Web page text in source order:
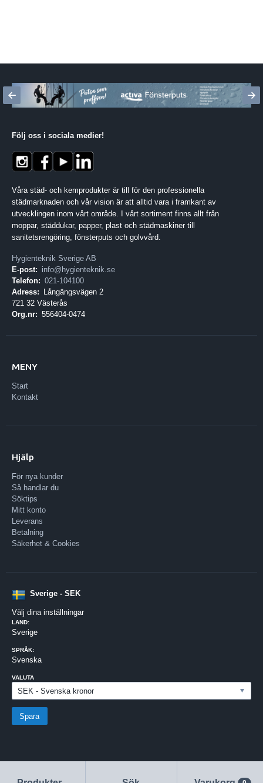
Följ oss i sociala medier!
Våra städ- och kemprodukter är till för den professionella
städmarknaden och vår vision är att alltid vara i framkant av
utvecklingen inom vårt område. I vårt sortiment finns allt från
moppar, städdukar, papper, plast och städmaskiner till
sanitetsrengöring, fönsterputs och golvvård.
Hygienteknik Sverige AB
E-post: info@hygienteknik.se
Telefon: 021-104100
Adress:
Långängsvägen 2
721 32 Västerås
Org.nr: 556404-0474
MENY
Start
Kontakt
Hjälp
För nya kunder
Så handlar du
Söktips
Mitt konto
Leverans
Betalning
Säkerhet & Cookies
Sverige - SEK
Välj dina inställningar
LAND:
Sverige
SPRÅK:
Svenska
VALUTA